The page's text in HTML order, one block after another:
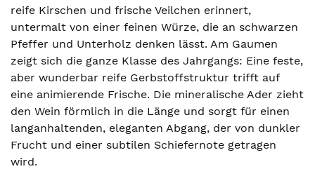
reife Kirschen und frische Veilchen erinnert,
untermalt von einer feinen Würze, die an schwarzen
Pfeffer und Unterholz denken lässt. Am Gaumen
zeigt sich die ganze Klasse des Jahrgangs: Eine feste,
aber wunderbar reife Gerbstoffstruktur trifft auf
eine animierende Frische. Die mineralische Ader zieht
den Wein förmlich in die Länge und sorgt für einen
langanhaltenden, eleganten Abgang, der von dunkler
Frucht und einer subtilen Schiefernote getragen
wird.